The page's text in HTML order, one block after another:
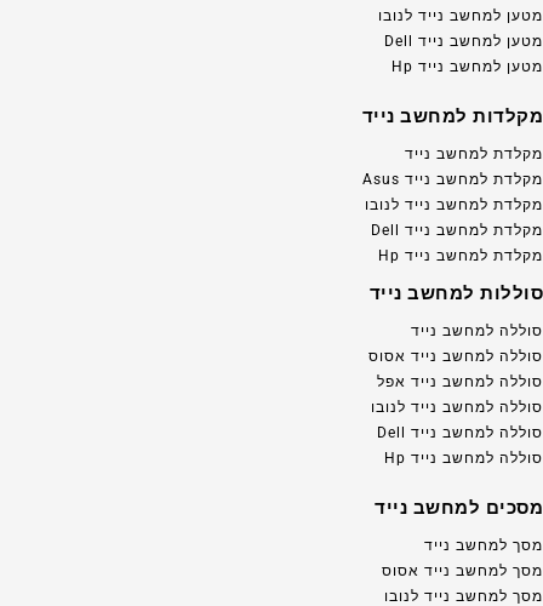
מטען למחשב נייד לנובו
מטען למחשב נייד Dell
מטען למחשב נייד Hp
מקלדות למחשב נייד
מקלדת למחשב נייד
מקלדת למחשב נייד Asus
מקלדת למחשב נייד לנובו
מקלדת למחשב נייד Dell
מקלדת למחשב נייד Hp
סוללות למחשב נייד
סוללה למחשב נייד
סוללה למחשב נייד אסוס
סוללה למחשב נייד אפל
סוללה למחשב נייד לנובו
סוללה למחשב נייד Dell
סוללה למחשב נייד Hp
מסכים למחשב נייד
מסך למחשב נייד
מסך למחשב נייד אסוס
מסך למחשב נייד לנובו